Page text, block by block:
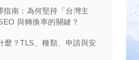
寫出符合 SEO 結構的文
SEO 完整指南：從策略規
：高品質內容如何同時贏
者
與轉換的 SEO 公司,才會一
？AI 搜尋優化完整指南
優化指南
指南：Alt 描述、檔名、格
化
名因素：Google 三大方塊
整教學 | 連鎖店與多據點策
整教學 | 商品列表頁優化 3
索引控制 : 篩選器的
指南：為何堅持「台灣主
與轉換率的關鍵？
麼？TLS、種類、申請與安